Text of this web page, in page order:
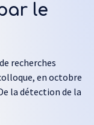
le
recherches
en octobre
la détection de la